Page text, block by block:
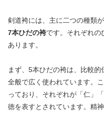
剣道袴には、主に二つの種類
7本ひだの袴です。それぞれの
あります。
まず、5本ひだの袴は、比較
全般で広く使われています。
っており、それぞれが「仁」
徳を表すとされています。精